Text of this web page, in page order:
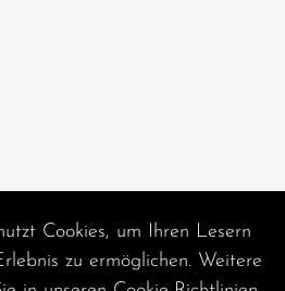
Cookies, um Ihren Lesern
zu ermöglichen. Weitere
Auftrag widerrufen